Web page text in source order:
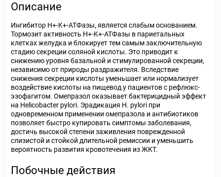
Описание
Ингибитор H+-K+-АТФазы, является слабым основанием.
Тормозит активность H+-K+-АТФазы в париетальных
клетках желудка и блокирует тем самым заключительную
стадию секреции соляной кислоты. Это приводит к
снижению уровня базальной и стимулированной секреции,
независимо от природы раздражителя. Вследствие
снижения секреции кислоты уменьшает или нормализует
воздействие кислоты на пищевод у пациентов с рефлюкс-
эзофагитом. Омепразол оказывает бактерицидный эффект
на Helicobacter pylori. Эрадикация H. pylori при
одновременном применении омепразола и антибиотиков
позволяет быстро купировать симптомы заболевания,
достичь высокой степени заживления поврежденной
слизистой и стойкой длительной ремиссии и уменьшить
вероятность развития кровотечения из ЖКТ.
Побочные действия